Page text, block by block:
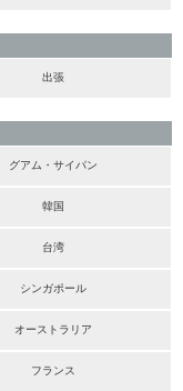
出張
グアム・サイパン
韓国
台湾
シンガポール
オーストラリア
フランス